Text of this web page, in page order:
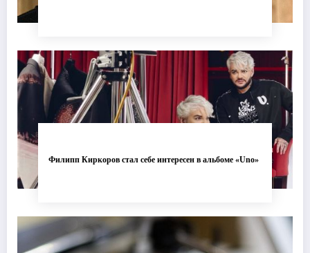
Филипп Киркоров стал себе интересен в альбоме «Uno»